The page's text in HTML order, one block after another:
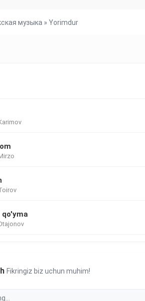
музыка » Yorimdur
Fikringiz biz uchun muhim!